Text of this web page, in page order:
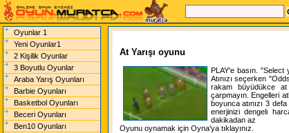
Oyunlar 1
Yeni Oyunlar1
2 Kişilik Oyunlar
3 Boyutlu Oyunlar
Araba Yarış Oyunları
Barbie Oyunları
Basketbol Oyunları
Beceri Oyunları
Ben10 Oyunları
At Yarışı oyunu
PLAY'e basın.
Atınızı seçerken
rakam büyüdükce at
çarpmayın. Engelleri
boyunca atınızı 3
enerjinizi dengeli
dakikadan az
Oyunu oynamak için Oyna'ya tıklayınız.